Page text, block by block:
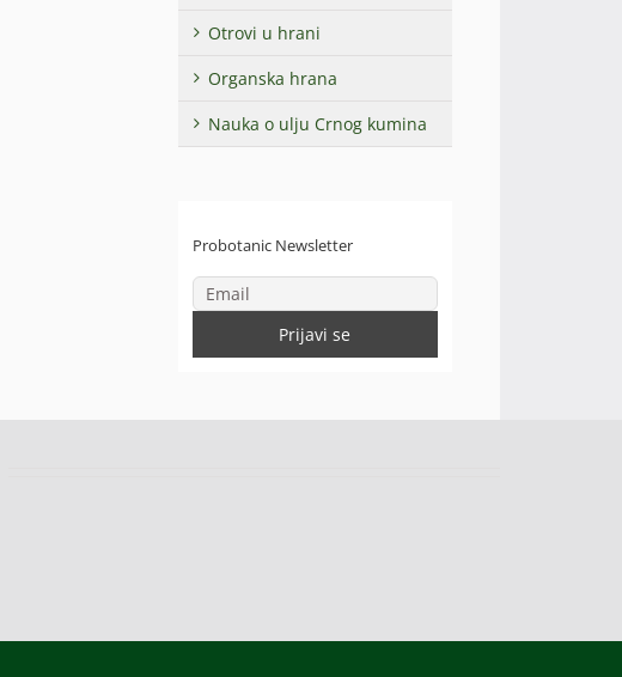
Otrovi u hrani
Organska hrana
Nauka o ulju Crnog kumina
Probotanic Newsletter